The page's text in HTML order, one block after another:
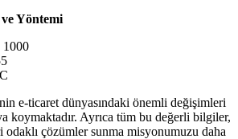
Yöntemi
1000
e-ticaret dünyasındaki önemli değişimleri
koymaktadır. Ayrıca tüm bu değerli bilgiler,
çözümler sunma misyonumuzu daha